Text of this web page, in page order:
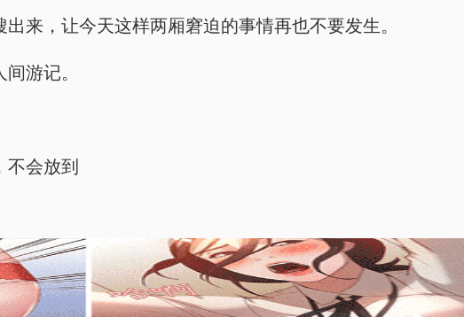
来，让今天这样两厢窘迫的事情再也不要发生。
游记。
会放到